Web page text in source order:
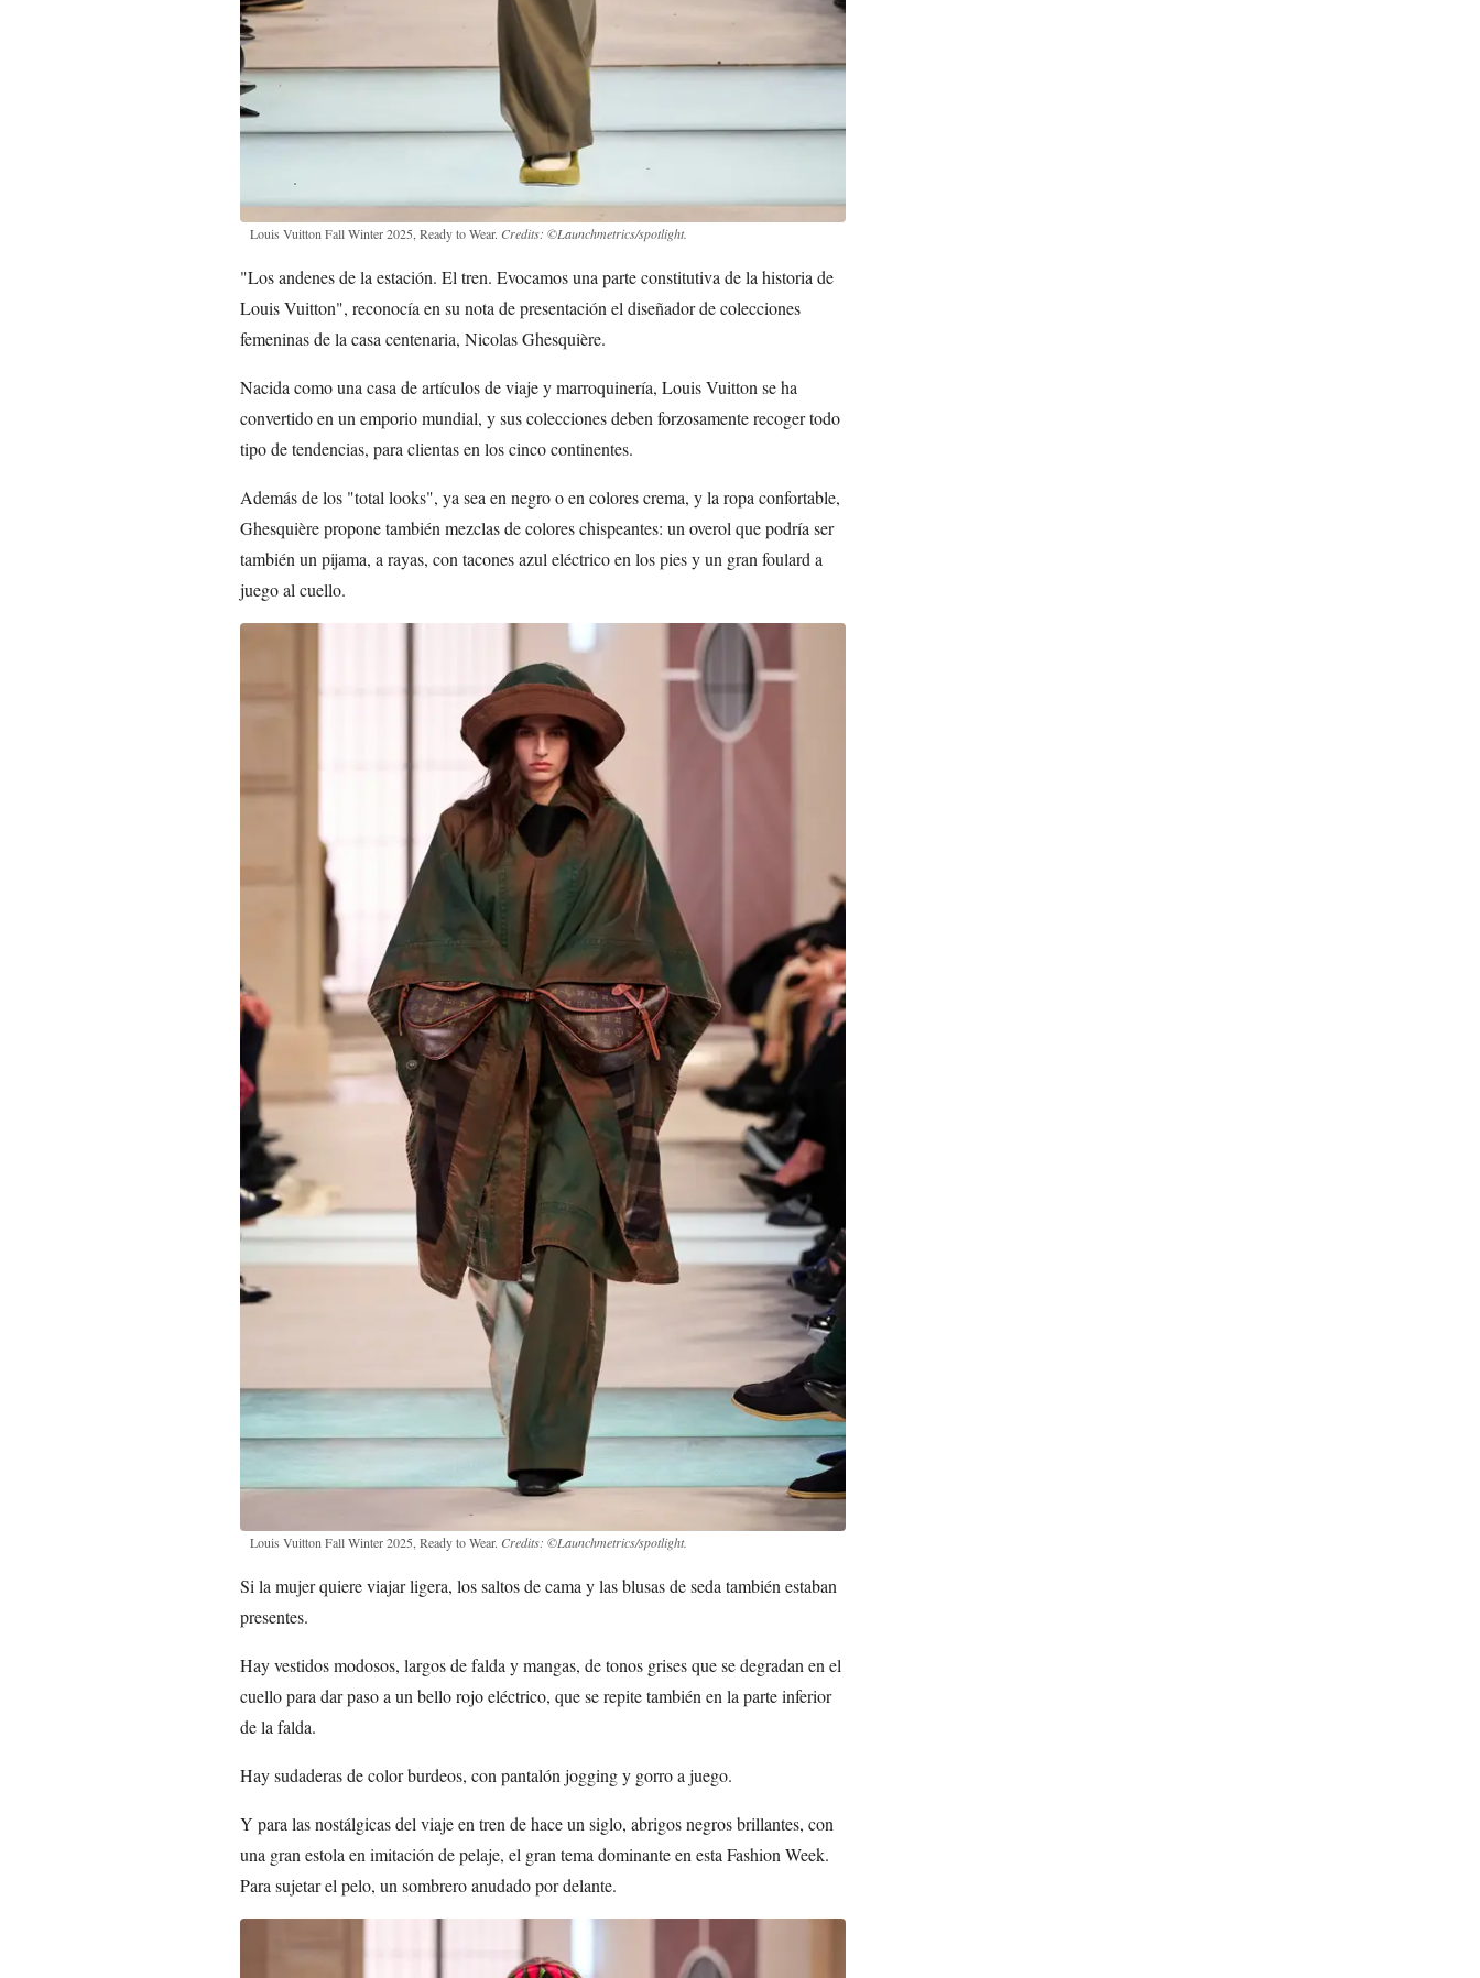
Louis Vuitton Fall Winter 2025, Ready to Wear. Credits: ©Launchmetrics/spotlight.
"Los andenes de la estación. El tren. Evocamos una parte constitutiva de la historia de
Louis Vuitton", reconocía en su nota de presentación el diseñador de colecciones
femeninas de la casa centenaria, Nicolas Ghesquière.
Nacida como una casa de artículos de viaje y marroquinería, Louis Vuitton se ha
convertido en un emporio mundial, y sus colecciones deben forzosamente recoger todo
tipo de tendencias, para clientas en los cinco continentes.
Además de los "total looks", ya sea en negro o en colores crema, y la ropa confortable,
Ghesquière propone también mezclas de colores chispeantes: un overol que podría ser
también un pijama, a rayas, con tacones azul eléctrico en los pies y un gran foulard a
juego al cuello.
Louis Vuitton Fall Winter 2025, Ready to Wear. Credits: ©Launchmetrics/spotlight.
Si la mujer quiere viajar ligera, los saltos de cama y las blusas de seda también estaban
presentes.
Hay vestidos modosos, largos de falda y mangas, de tonos grises que se degradan en el
cuello para dar paso a un bello rojo eléctrico, que se repite también en la parte inferior
de la falda.
Hay sudaderas de color burdeos, con pantalón jogging y gorro a juego.
Y para las nostálgicas del viaje en tren de hace un siglo, abrigos negros brillantes, con
una gran estola en imitación de pelaje, el gran tema dominante en esta Fashion Week.
Para sujetar el pelo, un sombrero anudado por delante.